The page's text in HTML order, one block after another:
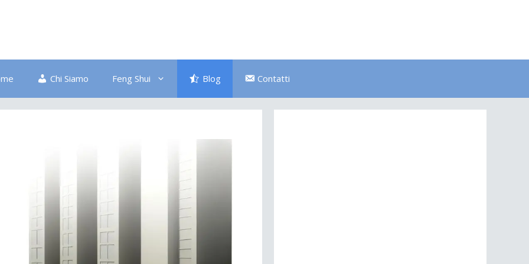
Chi Siamo Feng Shui
Bagno Bambini
Ingresso
Salute
Pulizia Energetica
Blog Contatti